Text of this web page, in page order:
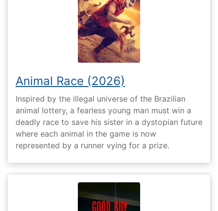
Animal Race (2026)
Inspired by the illegal universe of the Brazilian
animal lottery, a fearless young man must win a
deadly race to save his sister in a dystopian future
where each animal in the game is now
represented by a runner vying for a prize.